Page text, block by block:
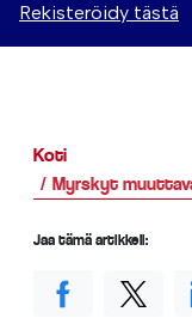
Rekisteröidy tästä
Koti
Myrskyt
Jaa tämä artikkeli: